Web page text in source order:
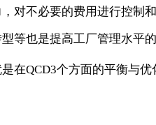
对不必要的费用进行控制
等也是提高工厂管理水平的
在QCD3个方面的平衡与